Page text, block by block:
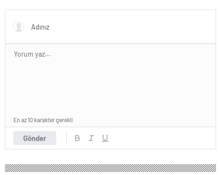
Gönder
En az 10 karakter gerekli